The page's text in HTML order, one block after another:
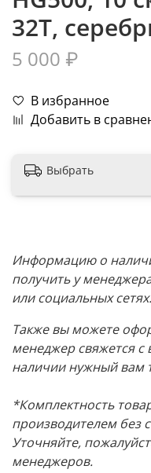
32Т,
5 000 ₽
В избранное
Добавить в
Выбрать
Информацию о
получить у
или социальных сетях.
Также вы можете
менеджер свяжется с
наличии нужный вам
*Комплектность
производителем без
Уточняйте,
менеджеров.